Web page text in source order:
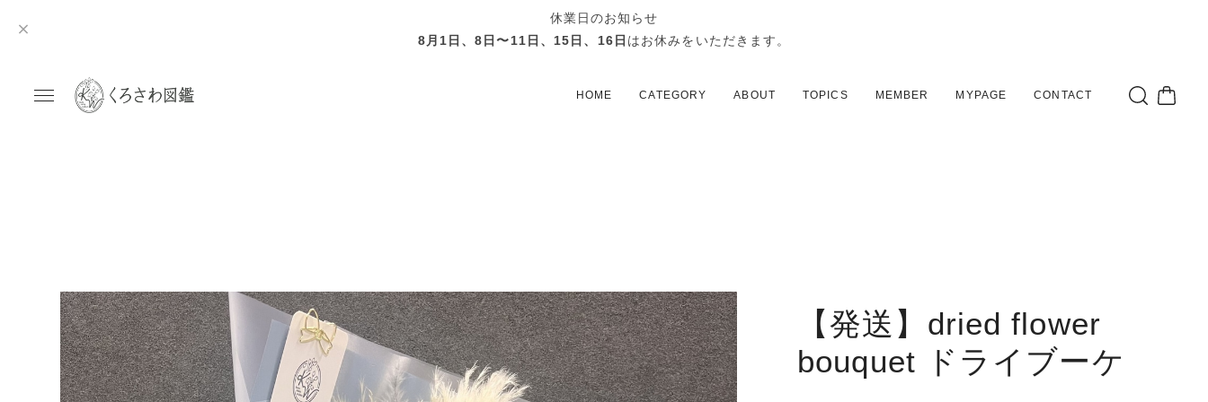
休業日のお知らせ
8月1日、8日〜11日、15日、16日 はお休みをいただきます。
HOME CATEGORY ABOUT TOPICS MEMBER MYPAGE CONTACT
【発送】dried flower
bouquet ドライブーケ